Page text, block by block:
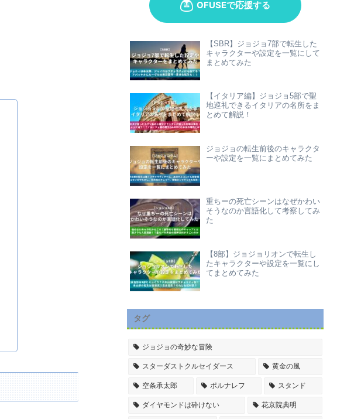
【SBR】ジョジョ7部で転生した
キャラクターや設定を一覧にして
まとめてみた
【イタリア編】ジョジョ5部で聖
地巡礼できるイタリアの名所をま
とめて解説！
ジョジョの転生前後のキャラクタ
ーや設定を一覧にまとめてみた
重ちーの死亡シーンはなぜかわい
そうなのか言語化して考察してみ
た
【8部】ジョジョリオンで転生し
たキャラクターや設定を一覧にし
てまとめてみた
タグ
ジョジョの奇妙な冒険
スターダストクルセイダース 黄金の風
空条承太郎 ポルナレフ スタンド
ダイヤモンドは砕けない 花京院典明